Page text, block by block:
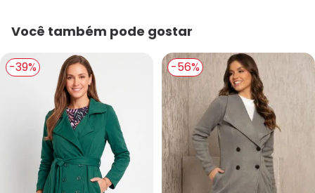
Você também pode gostar
-39% -56%